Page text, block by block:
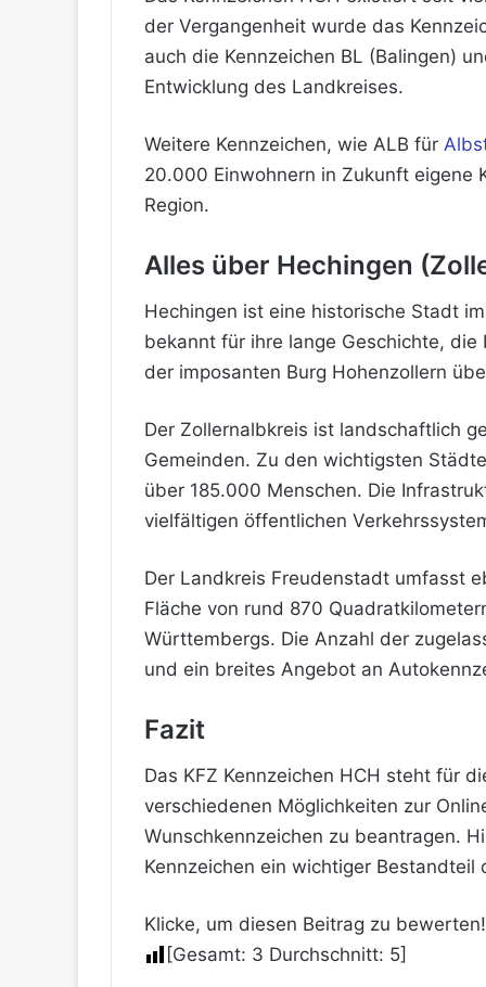
der Vergangenheit wurde das
auch die Kennzeichen BL (Balingen)
Entwicklung des Landkreises.
Weitere Kennzeichen, wie ALB für
20.000 Einwohnern in Zukunft eigene
Region.
Alles über Hechingen
Hechingen ist eine historische Stadt
bekannt für ihre lange Geschichte,
der imposanten Burg Hohenzollern
Der Zollernalbkreis ist landschaftlich
Gemeinden. Zu den wichtigsten
über 185.000 Menschen. Die
vielfältigen öffentlichen
Der Landkreis Freudenstadt umfasst
Fläche von rund 870
Württembergs. Die Anzahl der
und ein breites Angebot an
Fazit
Das KFZ Kennzeichen HCH steht für
verschiedenen Möglichkeiten zur
Wunschkennzeichen zu beantragen.
Kennzeichen ein wichtiger Bestandteil
Klicke, um diesen Beitrag zu bewerten!
[Gesamt: 3 Durchschnitt: 5]